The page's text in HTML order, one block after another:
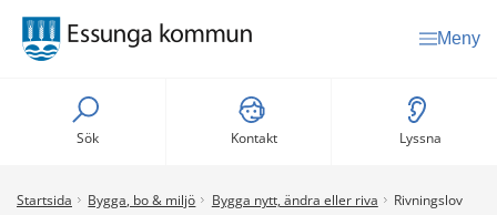
Meny
Sök Kontakt Lyssna
Startsida Bygga, bo & miljö Bygga nytt, ändra eller riva Rivningslov